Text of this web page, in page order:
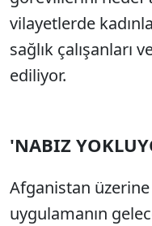
vilayetlerde
sağlık çalışanları
ediliyor.
'NABIZ
Afganistan
uygulamanın